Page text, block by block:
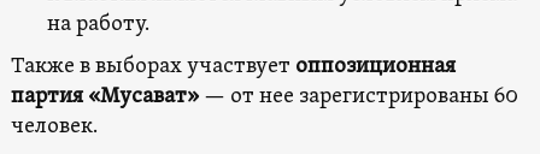
на работу.
Также в выборах участвует оппозиционная
партия «Мусават»— от нее зарегистрированы 60
человек.